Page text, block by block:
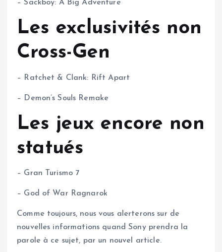
– Sackboy: A Big Adventure
Les exclusivités non
Cross-Gen
– Ratchet & Clank: Rift Apart
– Demon’s Souls Remake
Les jeux encore non
statués
– Gran Turismo 7
– God of War Ragnarok
Comme toujours, nous vous alerterons sur de
nouvelles informations quand Sony prendra la
parole à ce sujet, par un nouvel article.